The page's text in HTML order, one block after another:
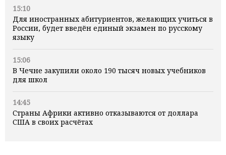
15:10
Для иностранных абитуриентов, желающих учиться в
России, будет введён единый экзамен по русскому
языку
15:06
В Чечне закупили около 190 тысяч новых учебников
для школ
14:45
Страны Африки активно отказываются от доллара
США в своих расчётах